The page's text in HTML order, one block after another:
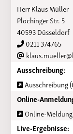
Herr Klaus Müller
Plochinger Str. 5
40593 Düsseldorf
0211 374765
Ausschreibung:
Ausschreibung
Online-
Online-
Live-Ergebnisse: